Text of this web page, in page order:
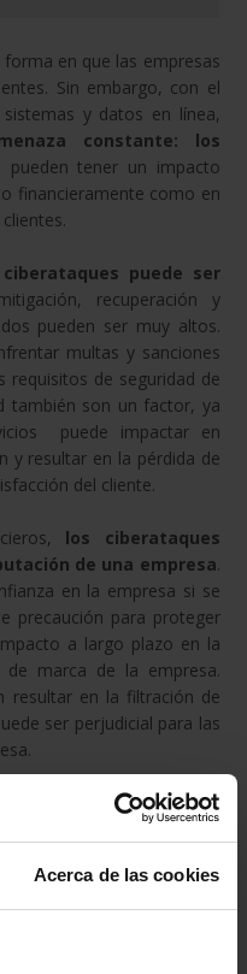
Acerca de las cookies
en que las empresas
Sin embargo, con el
y datos en línea,
constante: los
pueden tener un impacto
financieramente como en
puede ser
recuperación y
pueden ser muy altos.
multas y sanciones
requisitos de seguridad de
también son un factor, ya
puede impactar en
y resultar en la pérdida de
del cliente.
los ciberataques
de una empresa.
en la empresa si se
precaución para proteger
a largo plazo en la
marca de la empresa.
resultar en la filtración de
ser perjudicial para las
es ladisrupción
. Los sistemas
para prestar servicios y
puede tener un efecto
la falta de acceso a los